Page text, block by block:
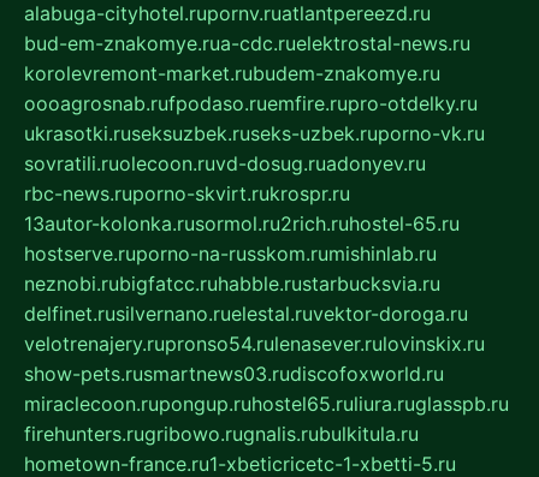
alabuga-cityhotel.rupornv.ruatlantpereezd.ru
bud-em-znakomye.rua-cdc.ruelektrostal-news.ru
korolevremont-market.rubudem-znakomye.ru
oooagrosnab.rufpodaso.ruemfire.rupro-otdelky.ru
ukrasotki.ruseksuzbek.ruseks-uzbek.ruporno-vk.ru
sovratili.ruolecoon.ruvd-dosug.ruadonyev.ru
rbc-news.ruporno-skvirt.rukrospr.ru
13autor-kolonka.rusormol.ru2rich.ruhostel-65.ru
hostserve.ruporno-na-russkom.rumishinlab.ru
neznobi.rubigfatcc.ruhabble.rustarbucksvia.ru
delfinet.rusilvernano.ruelestal.ruvektor-doroga.ru
velotrenajery.rupronso54.rulenasever.rulovinskix.ru
show-pets.rusmartnews03.rudiscofoxworld.ru
miraclecoon.rupongup.ruhostel65.ruliura.ruglasspb.ru
firehunters.rugribowo.rugnalis.rubulkitula.ru
hometown-france.ru1-xbeticricetc-1-xbetti-5.ru